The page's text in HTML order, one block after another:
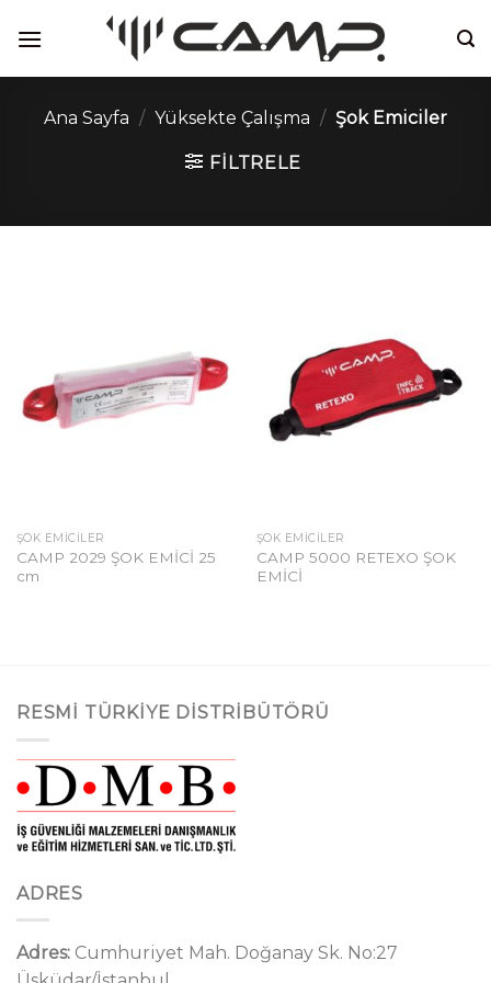
atla
Ana Sayfa / Yüksekte Çalışma / Şok Emiciler
FILTRELE
ŞOK EMICILER
CAMP 2029 ŞOK EMİCİ 25
cm
ŞOK EMICILER
CAMP 5000 RETEXO ŞOK
EMİCİ
RESMI TÜRKIYE DISTRIBÜTÖRÜ
ADRES
Adres: Cumhuriyet Mah. Doğanay Sk. No:27